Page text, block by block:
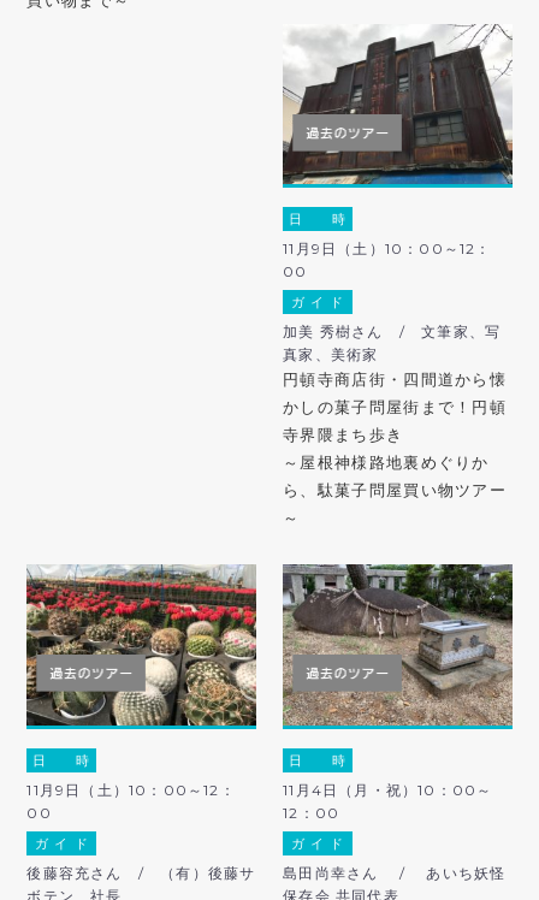
日 時
11月9日（土）10：00～12：
00
ガ イ ド
加美 秀樹さん / 文筆家、写
真家、美術家
円頓寺商店街・四間道から懐
かしの菓子問屋街まで！円頓
寺界隈まち歩き
～屋根神様路地裏めぐりか
ら、駄菓子問屋買い物ツアー
～
日 時
11月9日（土）10：00～12：
00
ガ イ ド
後藤容充さん / （有）後藤サ
ボテン 社長
日 時
11月4日（月・祝）10：00～
12：00
ガ イ ド
島田尚幸さん / あいち妖怪
保存会 共同代表